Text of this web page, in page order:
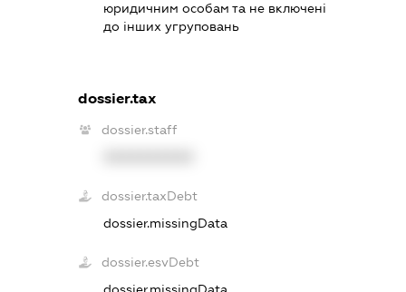
юридичним особам та не включені
до інших угруповань
dossier.tax
dossier.staff
dossier.taxDebt
dossier.missingData
dossier.esvDebt
dossier.missingData